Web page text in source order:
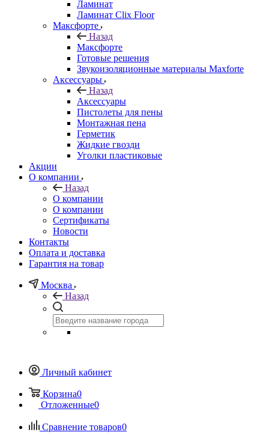
Ламинат
Ламинат Clix Floor
Максфорте
Назад
Максфорте
Готовые решения
Звукоизоляционные материалы Maxforte
Аксессуары
Назад
Аксессуары
Пистолеты для пены
Монтажная пена
Герметик
Жидкие гвозди
Уголки пластиковые
Акции
О компании
Назад
О компании
О компании
Сертификаты
Новости
Контакты
Оплата и доставка
Гарантия на товар
Москва
Назад
Личный кабинет
Корзина0
Отложенные0
Сравнение товаров0